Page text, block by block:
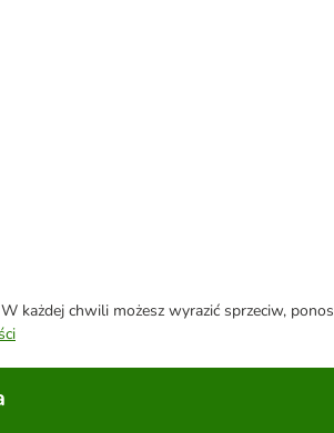
każdej chwili możesz wyrazić sprzeciw,